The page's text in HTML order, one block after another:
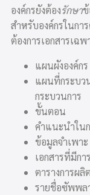
องค์กรยังต้องรักษา
สำหรับองค์กรในกา
ต้องการเอกสารเฉ
แผนผังองค์กร
แผนที่กระบว
กระบวนการ
ขั้นตอน
คำแนะนำใน
ข้อมูลจำเพาะ
เอกสารที่มีก
ตารางการผลิต
รายชื่อซัพพล